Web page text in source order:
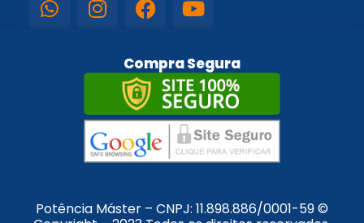
Compra Segura
Potência Máster – CNPJ: 11.898.886/0001-59©